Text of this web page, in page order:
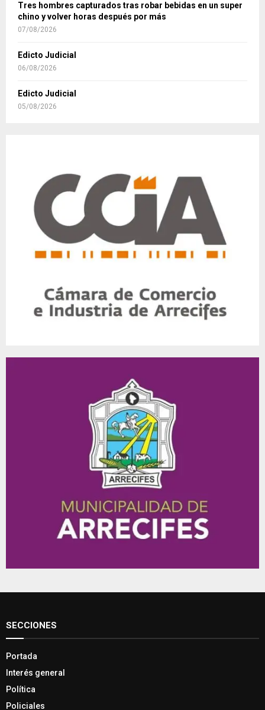
Tres hombres capturados tras robar bebidas en un super
chino y volver horas después por más
07/08/2026
Edicto Judicial
06/08/2026
Edicto Judicial
05/08/2026
SECCIONES
Portada
Interés general
Política
Policiales